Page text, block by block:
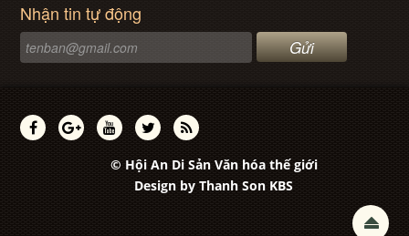
Nhận tin tự động
© Hội An Di Sản Văn hóa thế giới
Design by Thanh Son KBS